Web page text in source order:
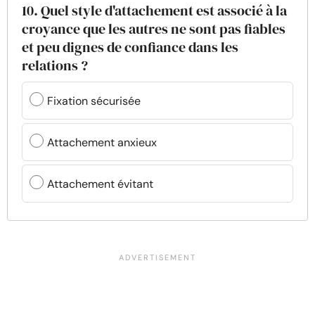
10. Quel style d'attachement est associé à la
croyance que les autres ne sont pas fiables
et peu dignes de confiance dans les
relations ?
Fixation sécurisée
Attachement anxieux
Attachement évitant